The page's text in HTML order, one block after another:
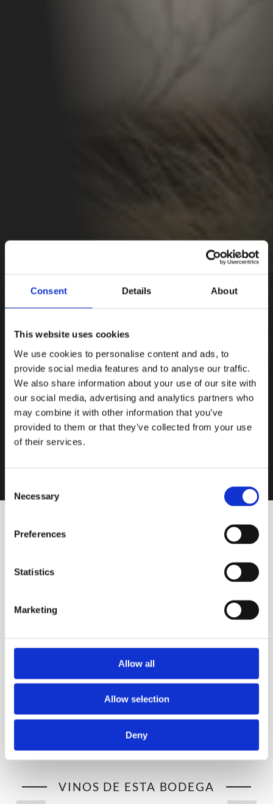
Consent Details About
This website uses cookies
We use cookies to personalise content and ads, to
provide social media features and to analyse our traffic.
We also share information about your use of our site with
our social media, advertising and analytics partners who
may combine it with other information that you’ve
provided to them or that they’ve collected from your use
of their services.
Selection
Necessary
Preferences
Statistics
Marketing
Allow all
Allow selection
Deny
https://bodegarodriguez.com.uy/
info@bodegarodriguez.com.uy
VINOS DE ESTA BODEGA